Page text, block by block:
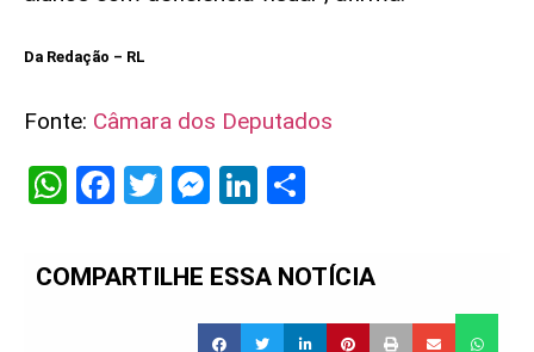
Da Redação – RL
Fonte: Câmara dos Deputados
WhatsApp
Facebook
Twitter
Messenger
LinkedIn
COMPARTILHE ESSA NOTÍCIA